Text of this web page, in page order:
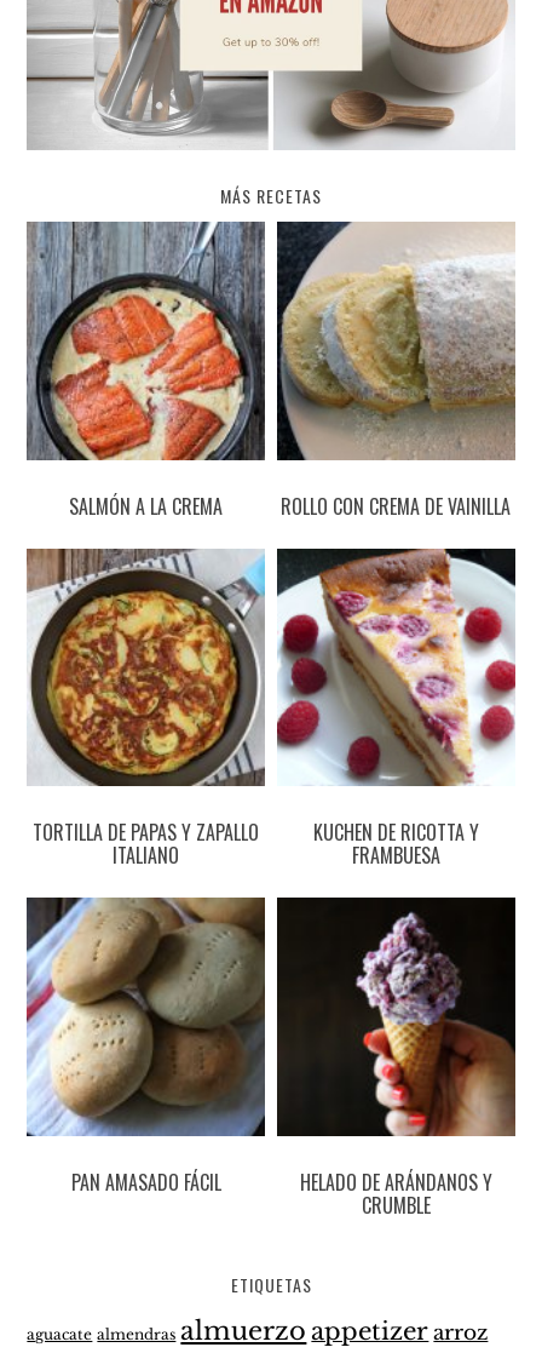
MÁS RECETAS
SALMÓN A LA CREMA ROLLO CON CREMA DE VAINILLA
TORTILLA DE PAPAS Y ZAPALLO
ITALIANO
KUCHEN DE RICOTTA Y
FRAMBUESA
PAN AMASADO FÁCIL HELADO DE ARÁNDANOS Y
CRUMBLE
ETIQUETAS
aguacate almendras almuerzo appetizer arroz